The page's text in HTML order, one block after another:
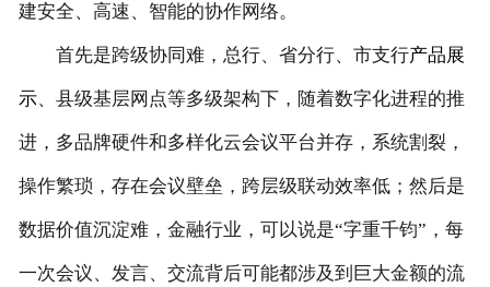
客户留言
建安全、高速、智能的协作网络。
首先是跨级协同难，总行、省分行、市支行产品展
示、县级基层网点等多级架构下，随着数字化进程的推
进，多品牌硬件和多样化云会议平台并存，系统割裂，
操作繁琐，存在会议壁垒，跨层级联动效率低；然后是
数据价值沉淀难，金融行业，可以说是“字重千钧”，每
一次会议、发言、交流背后可能都涉及到巨大金额的流